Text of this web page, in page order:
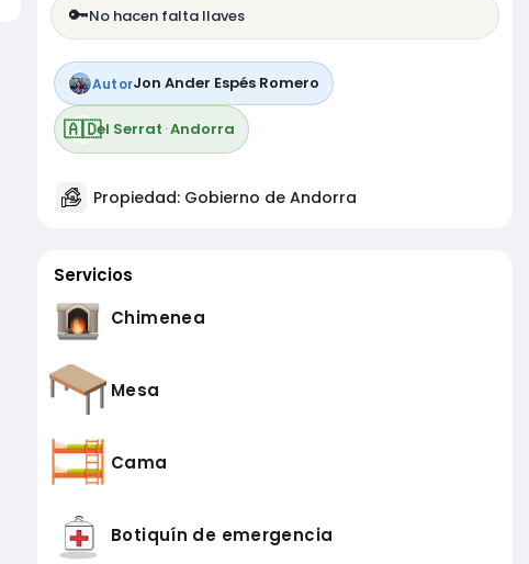
🔑No hacen falta llaves
AutorJon Ander Espés Romero
🇦🇩el Serrat ·Andorra
Propiedad: Gobierno de Andorra
Servicios
Chimenea
Mesa
Cama
Botiquín de emergencia